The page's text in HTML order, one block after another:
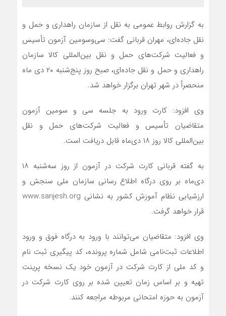
به گزارش روابط عمومی به نقل از سازمان راهداری و حمل و
نقل جاده‌ای، مهران قربانی گفت: سی‌وسومین آزمون تأسیس
و فعالیت شرکت‌های حمل و نقل بین‌المللی کالا سازمان
راهداری و حمل و ‏نقل جاده‌ای، صبح روز پنج‌شنبه ۲۰ دی ماه
منحصرأ در شهر تهران برگزار خواهد شد.
وی افزود: کارت ورود به جلسه سی و سومین آزمون
متقاضیان تأسیس و فعالیت شرکت‌های حمل و نقل
بین‌المللی کالا روز ۱۸ دی‌ماه قابل دریافت است.
به گفته قربانی کارت شرکت در آزمون از روز سه‌شنبه ۱۸
دی‌ماه بر روی درگاه اطلاع رسانی سازمان ملی سنجش و
ارزشیابی نظام آموزش کشور به نشانی www.sanjesh.org
قرار خواهد گرفت.
وی افزود: متقاضیان می‌توانند با ورود به درگاه فوق و ورود
اطلاعات ثبت‌نامی شامل شماره پرونده، کد پیگیری ثبت نام
و کد ملی از کارت شرکت در آزمون خود یک نسخه پرینت
تهیه و بر اساس زمان تعیین شده بر روی کارت شرکت در
آزمون به حوزه امتحانی مربوطه مراجعه کنند.